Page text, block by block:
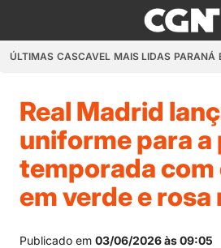
ÚLTIMAS CASCAVEL MAIS LIDAS PARANÁ
Real Madrid
uniforme para a
temporada
em verde e rosa
Publicado em 03/06/2026 às 09:05